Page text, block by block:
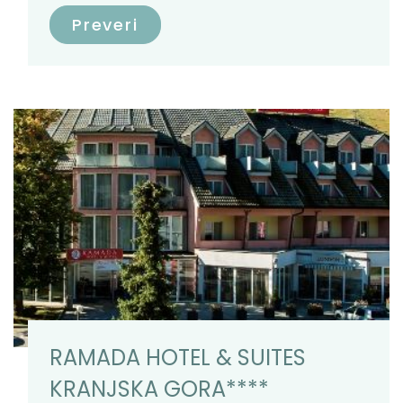
Preveri
RAMADA HOTEL & SUITES
KRANJSKA GORA****